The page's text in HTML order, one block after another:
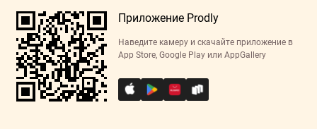
Приложение Prodly
Наведите камеру и скачайте приложение в
App Store, Google Play или AppGallery